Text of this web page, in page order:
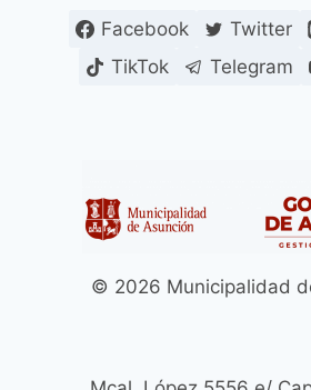
Facebook Twitter
TikTok
Telegram
© 2026 Municipalidad